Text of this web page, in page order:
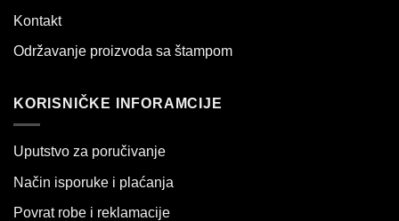
Kontakt
Održavanje proizvoda sa štampom
KORISNIČKE INFORAMCIJE
Uputstvo za poručivanje
Način isporuke i plaćanja
Povrat robe i reklamacije